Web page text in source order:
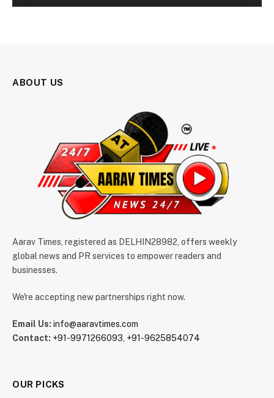
ABOUT US
Aarav Times, registered as DELHIN28982, offers weekly
global news and PR services to empower readers and
businesses.
We're accepting new partnerships right now.
Email Us: info@aaravtimes.com
Contact: +91-9971266093 +91-9625854074
OUR PICKS